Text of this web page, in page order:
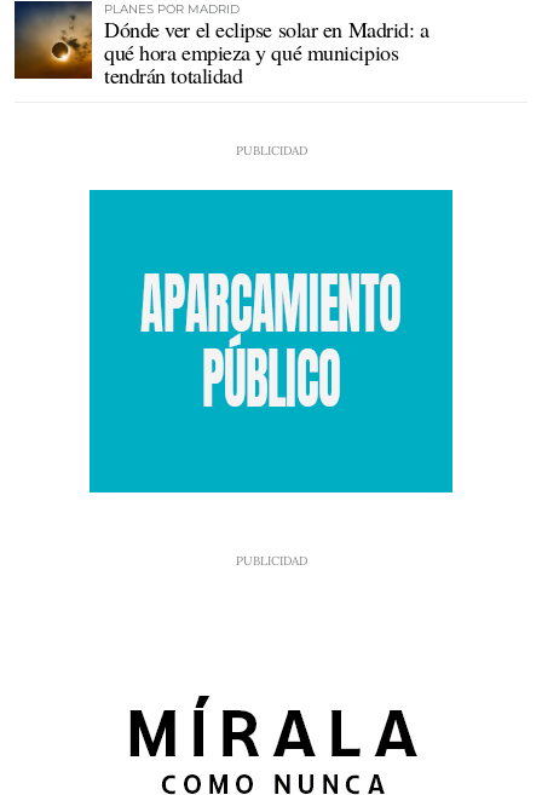
PLANES POR MADRID
Dónde ver el eclipse solar en Madrid: a
qué hora empieza y qué municipios
tendrán totalidad